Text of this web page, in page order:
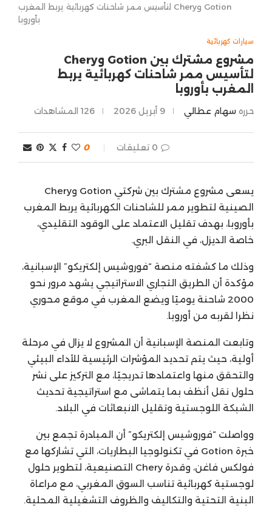
Gotion وChery لتأسيس ممر شاحنات كهربائية يربط المغرب
بأوروبا
سيارات كهربائية
مشروع مشترك بين Gotion وChery
لتأسيس ممر شاحنات كهربائية يربط
المغرب بأوروبا
حرره سهام عطالي 9 أبريل 2026 126 المشاهدات
0 تعليقات 0
يسعى مشروع مشترك بين شركتي Gotion وChery
الصينية لتطوير ممر للشاحنات الكهربائية يربط المغرب
بأوروبا، بهدف تقليل الاعتماد على الوقود التقليدي،
خاصة الديزل، في النقل البري.
وذلك ما كشفته منصة “فوروشيس إلكتريكو” الإسبانية،
مؤكدة أن الطريق التجاري الاستراتيجي يشهد مرور نحو
2000 شاحنة يوميًا ويضع المغرب في موقع محوري
نظرا لقربه من أوروبا.
وتابعت المنصة الإسبانية أن المشروع لا يزال في مرحلة
أولية، حيث يتم تحديد المؤشرات الرئيسية للأداء البيئي
والتحقق منها واعتمادها تدريجيًا، مع التركيز على نشر
حلول نقل أنظف بما يتماشى مع استراتيجية تحديث
الشبكة اللوجستية وتقليل الانبعاثات في البلاد.
وواصلت “فوروشيس إلكتريكو” أن المبادرة تجمع بين
خبرة Gotion في تكنولوجيا البطاريات، التي تشاركها مع
فولكس فاغن، وقدرة Chery التصنيعية، لتطوير حلول
لوجستية كهربائية تناسب السوق المغربي، مع مراعاة
البنية التحتية والتكاليف والظروف التشغيلية المحلية.